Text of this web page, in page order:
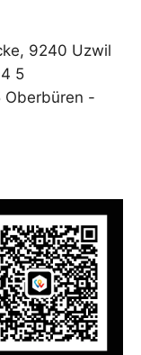
9240 Uzwil
5
Oberbüren -